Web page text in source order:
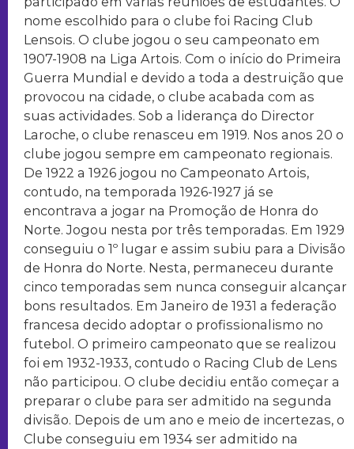
nome escolhido para o clube foi Racing Club
Lensois. O clube jogou o seu campeonato em
1907-1908 na Liga Artois. Com o início do Primeira
Guerra Mundial e devido a toda a destruição que
provocou na cidade, o clube acabada com as
suas actividades. Sob a liderança do Director
Laroche, o clube renasceu em 1919. Nos anos 20 o
clube jogou sempre em campeonato regionais.
De 1922 a 1926 jogou no Campeonato Artois,
contudo, na temporada 1926-1927 já se
encontrava a jogar na Promoção de Honra do
Norte. Jogou nesta por três temporadas. Em 1929
conseguiu o 1º lugar e assim subiu para a Divisão
de Honra do Norte. Nesta, permaneceu durante
cinco temporadas sem nunca conseguir alcançar
bons resultados. Em Janeiro de 1931 a federação
francesa decido adoptar o profissionalismo no
futebol. O primeiro campeonato que se realizou
foi em 1932-1933, contudo o Racing Club de Lens
não participou. O clube decidiu então começar a
preparar o clube para ser admitido na segunda
divisão. Depois de um ano e meio de incertezas, o
Clube conseguiu em 1934 ser admitido na